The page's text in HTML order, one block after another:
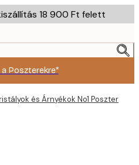
18 900 Ft felett
Poszterekre*
és Árnyékok No1 Poszter